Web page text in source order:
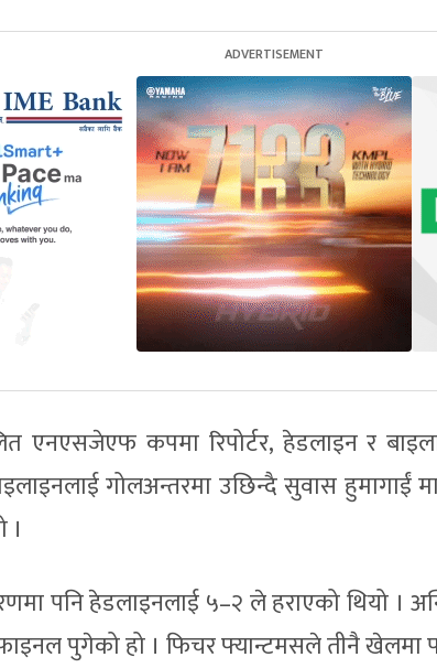
एनएसजेएफ कपमा रिपोर्टर, हेडलाइन र
गोलअन्तरमा उछिन्दै सुवास हुमागाईं
।
पनि हेडलाइनलाई ५–२ ले हराएको थियो ।
फाइनल पुगेको हो । फिचर फ्यान्टमसले तीनै खेलमा